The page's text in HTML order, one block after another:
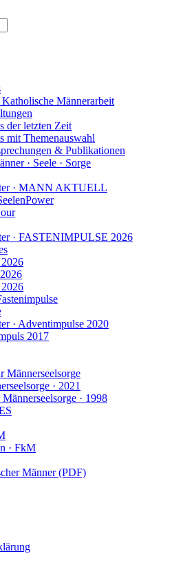
Katholische Männerarbeit
der letzten Zeit
mit Themenauswahl
& Publikationen
· Seele · Sorge
· MANN AKTUELL
· FASTENIMPULSE 2026
· Adventimpulse 2020
2017
Männerseelsorge
· 2021
· 1998
· FkM
Männer (PDF)